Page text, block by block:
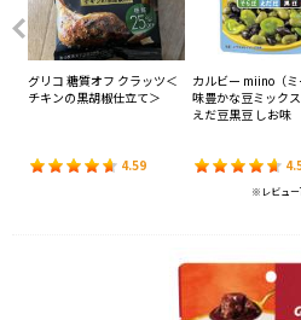
グリコ 糖質オフ クラッツ＜
チキンの黒胡椒仕立て＞
4.59
カルビー miino（ミ
味豊かな豆ミック
えだ豆黒豆 しお味
※レビュー